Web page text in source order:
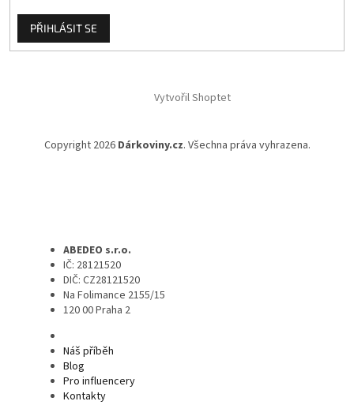
PŘIHLÁSIT SE
Vytvořil Shoptet
Copyright 2026 Dárkoviny.cz. Všechna práva vyhrazena.
ABEDEO s.r.o.
IČ: 28121520
DIČ: CZ28121520
Na Folimance 2155/15
120 00 Praha 2
Náš příběh
Blog
Pro influencery
Kontakty